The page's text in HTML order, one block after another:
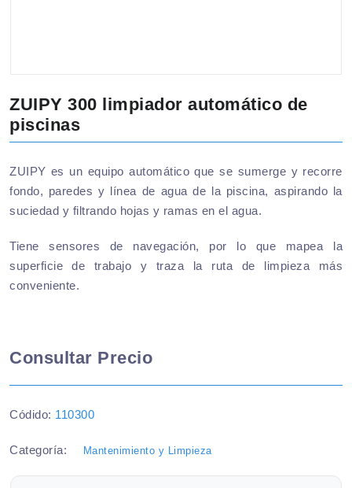
ZUIPY 300 limpiador automático de
piscinas
ZUIPY es un equipo automático que se sumerge y recorre
fondo, paredes y línea de agua de la piscina, aspirando la
suciedad y filtrando hojas y ramas en el agua.
Tiene sensores de navegación, por lo que mapea la
superficie de trabajo y traza la ruta de limpieza más
conveniente.
Consultar Precio
Códido: 110300
Categoría: Mantenimiento y Limpieza